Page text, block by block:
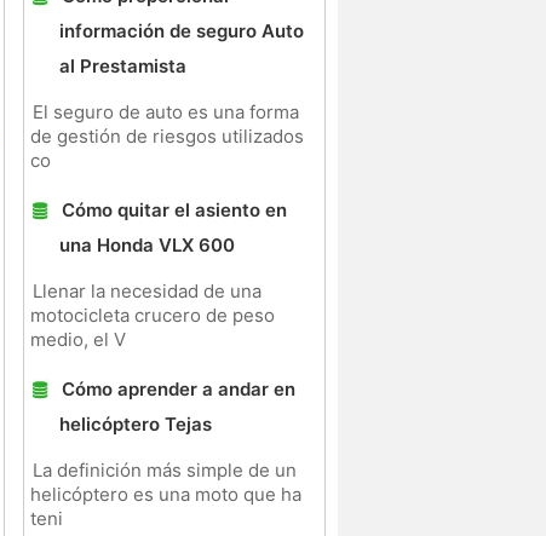
información de seguro Auto
al Prestamista
El seguro de auto es una forma
de gestión de riesgos utilizados
co
Cómo quitar el asiento en
una Honda VLX 600
Llenar la necesidad de una
motocicleta crucero de peso
medio, el V
Cómo aprender a andar en
helicóptero Tejas
La definición más simple de un
helicóptero es una moto que ha
teni